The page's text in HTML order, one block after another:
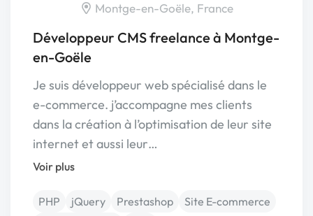
Montge-en-Goële, France
Développeur CMS freelance à Montge-
en-Goële
Je suis développeur web spécialisé dans le
e-commerce. j’accompagne mes clients
dans la création à l’optimisation de leur site
internet et aussi leur…
Voir plus
PHP jQuery Prestashop
Site E-commerce